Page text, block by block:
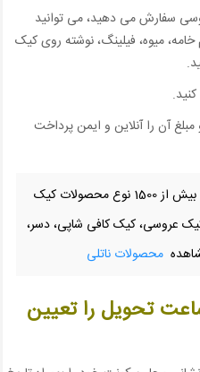
سفارش می دهید، می توانید
میوه، فیلینگ، نوشته روی کیک
آن را آنلاین و ایمن پرداخت
ژورنال محصولات ناتلی با بیش از 1500 نوع محصولات کیک
عروسی، کیک کافی شاپی، دسر،
محصولات ناتلی
تحویل را تعیین